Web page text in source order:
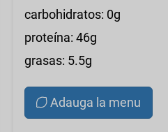
carbohidratos: 0g
proteína: 46g
grasas: 5.5g
Adauga la menu